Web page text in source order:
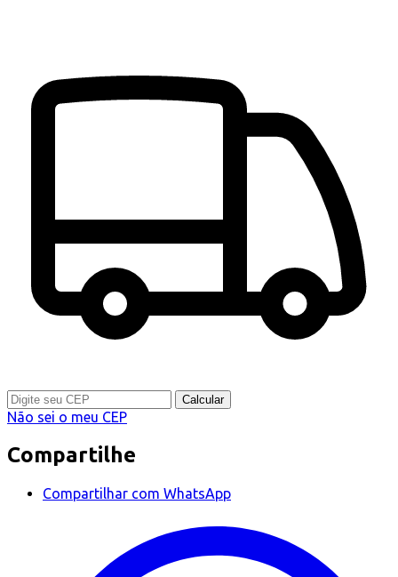
Calcular
Não sei o meu CEP
Compartilhe
Compartilhar com WhatsApp